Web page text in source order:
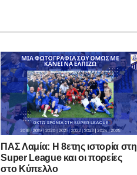
ΠΑΣ Λαμία: Η 8ετης ιστορία στη
Super League και οι πορείες
στο Κύπελλο